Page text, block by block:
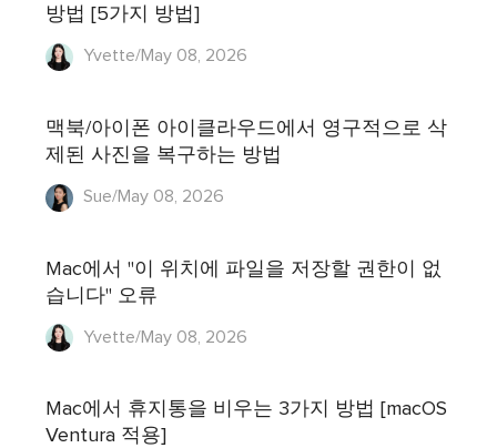
방법 [5가지 방법]
Yvette/May 08, 2026
맥북/아이폰 아이클라우드에서 영구적으로 삭
제된 사진을 복구하는 방법
Sue/May 08, 2026
Mac에서 "이 위치에 파일을 저장할 권한이 없
습니다" 오류
Yvette/May 08, 2026
Mac에서 휴지통을 비우는 3가지 방법 [macOS
Ventura 적용]